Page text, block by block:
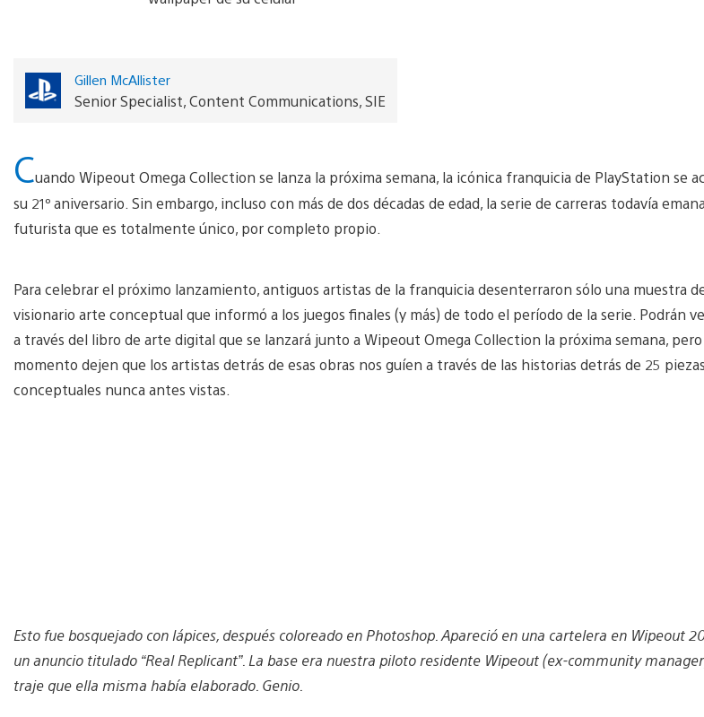
Gillen McAllister
Senior Specialist, Content Communications, SIE
Cuando Wipeout Omega Collection se lanza la próxima semana, la icónica franquicia de PlayStation se
su 21º aniversario. Sin embargo, incluso con más de dos décadas de edad, la serie de carreras todavía
futurista que es totalmente único, por completo propio.
Para celebrar el próximo lanzamiento, antiguos artistas de la franquicia desenterraron sólo una muestra
visionario arte conceptual que informó a los juegos finales (y más) de todo el período de la serie. Podrán
a través del libro de arte digital que se lanzará junto a Wipeout Omega Collection la próxima semana,
momento dejen que los artistas detrás de esas obras nos guíen a través de las historias detrás de 25 piezas
conceptuales nunca antes vistas.
Esto fue bosquejado con lápices, después coloreado en Photoshop. Apareció en una cartelera en Wipeout
un anuncio titulado “Real Replicant”. La base era nuestra piloto residente Wipeout (ex-community
traje que ella misma había elaborado. Genio.